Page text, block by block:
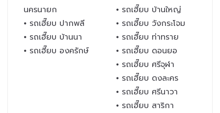
นครนายก
⦁ รถเฮี๊ยบ ปากพลี
⦁ รถเฮี๊ยบ บ้านนา
⦁ รถเฮี๊ยบ องครักษ์
⦁ รถเฮี๊ยบ บ้านใหญ่
⦁ รถเฮี๊ยบ วังกระโจม
⦁ รถเฮี๊ยบ ท่าทราย
⦁ รถเฮี๊ยบ ดอนยอ
⦁ รถเฮี๊ยบ ศรีจุฬา
⦁ รถเฮี๊ยบ ดงละคร
⦁ รถเฮี๊ยบ ศรีนาวา
⦁ รถเฮี๊ยบ สาริกา